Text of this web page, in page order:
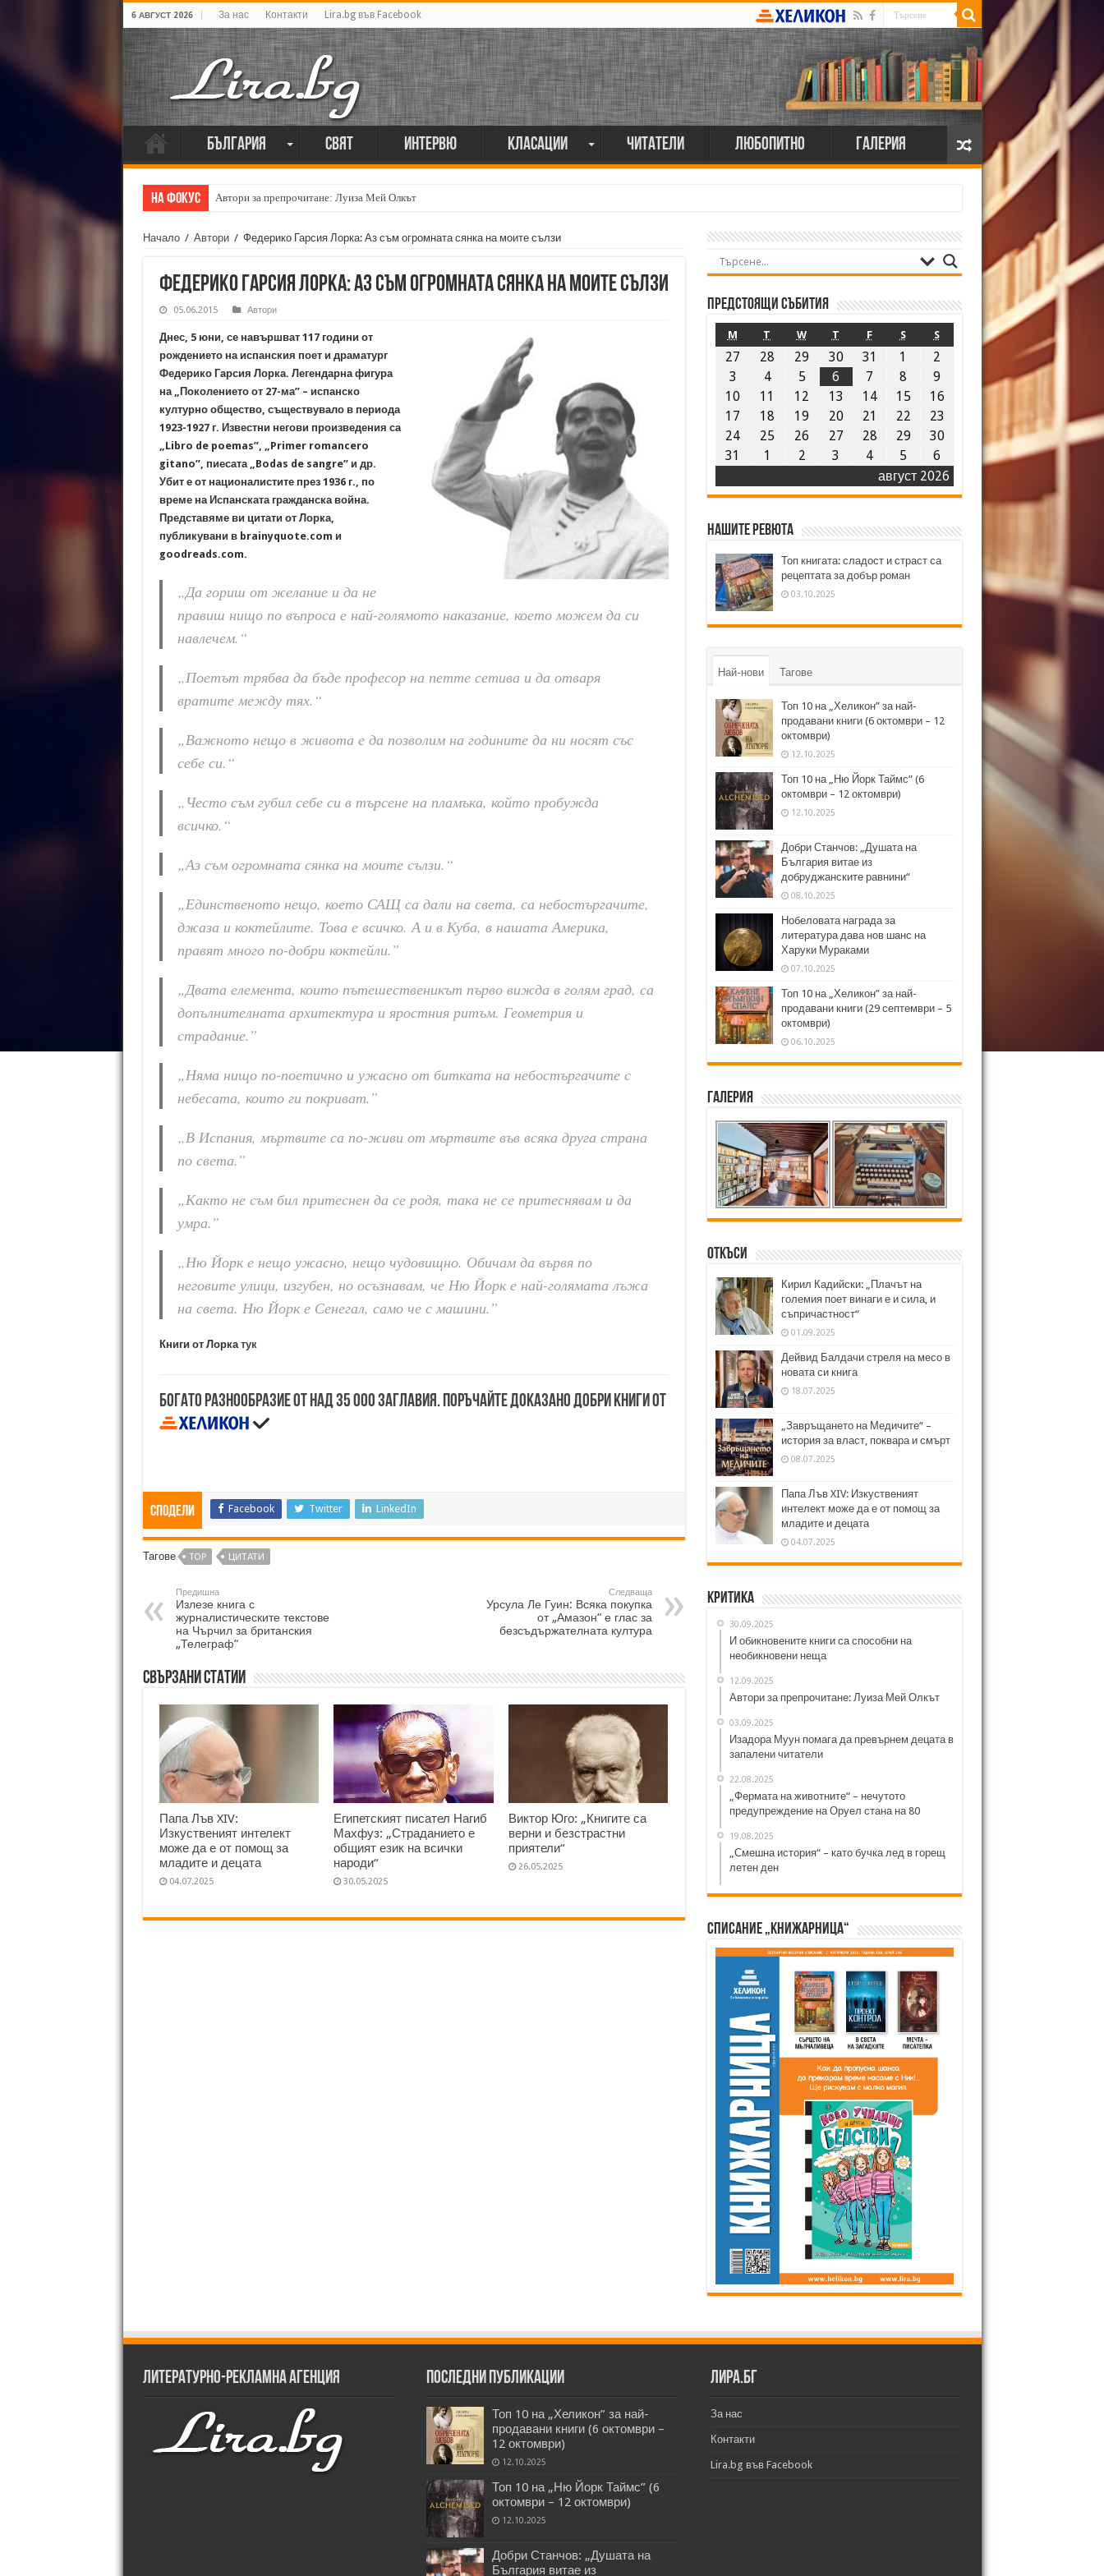
6 АВГУСТ 2026 За нас Контакти Lira.bg във Facebook
България Свят Интервю Класации Читатели Любопитно Галерия
На фокус Автори за препрочитане: Луиза Мей Олкът
Начало / Автори / Федерико Гарсия Лорка: Аз съм огромната сянка на моите сълзи
Федерико Гарсия Лорка: Аз съм огромната сянка на моите сълзи
05.06.2015 Автори
Днес, 5 юни, се навършват 117 години от
рождението на испанския поет и драматург
Федерико Гарсия Лорка. Легендарна фигура
на „Поколението от 27-ма” – испанско
културно общество, съществувало в периода
1923-1927 г. Известни негови произведения са
„Libro de poemas”, „Primer romancero
gitano”, пиесата „Bodas de sangre” и др.
Убит е от националистите през 1936 г., по
време на Испанската гражданска война.
Представяме ви цитати от Лорка,
публикувани в brainyquote.com и
goodreads.com.
„Да гориш от желание и да не
правиш нищо по въпроса е най-голямото наказание, което можем да си
навлечем.“
„Поетът трябва да бъде професор на петте сетива и да отваря
вратите между тях.“
„Важното нещо в живота е да позволим на годините да ни носят със
себе си.“
„Често съм губил себе си в търсене на пламъка, който пробужда
всичко.“
„Аз съм огромната сянка на моите сълзи.“
„Единственото нещо, което САЩ са дали на света, са небостъргачите,
джаза и коктейлите. Това е всичко. А и в Куба, в нашата Америка,
правят много по-добри коктейли.”
„Двата елемента, които пътешественикът първо вижда в голям град, са
допълнителната архитектура и яростния ритъм. Геометрия и
страдание.”
„Няма нищо по-поетично и ужасно от битката на небостъргачите с
небесата, които ги покриват.”
„В Испания, мъртвите са по-живи от мъртвите във всяка друга страна
по света.”
„Както не съм бил притеснен да се родя, така не се притеснявам и да
умра.”
„Ню Йорк е нещо ужасно, нещо чудовищно. Обичам да вървя по
неговите улици, изгубен, но осъзнавам, че Ню Йорк е най-голямата лъжа
на света. Ню Йорк е Сенегал, само че с машини.”
Книги от Лоркатук
Богато разнообразие от над 35 000 заглавия. Поръчайте доказано добри книги от
Сподели Facebook Twitter LinkedIn
Тагове TOP ЦИТАТИ
Предишна
Излезе книга с
журналистическите текстове
на Чърчил за британския
„Телеграф“
Следваща
Урсула Ле Гуин: Всяка покупка
от „Амазон“ е глас за
безсъдържателната култура
Свързани статии
Папа Лъв XIV:
Изкуственият интелект
може да е от помощ за
младите и децата
04.07.2025
Египетският писател Нагиб
Махфуз: „Страданието е
общият език на всички
народи“
30.05.2025
Виктор Юго: „Книгите са
верни и безстрастни
приятели“
26.05.2025
Предстоящи събития
август 2026
M T W T F S S
27 28 29 30 31 1
2
3
4 5 6 7 8
9
10
11 12 13 14 15
16
17
18 19 20 21 22
23
24
25 26 27 28 29
30
31
1 2 3 4 5 6
Нашите ревюта
Топ книгата: сладост и страст са
рецептата за добър роман
03.10.2025
Най-нови Тагове
Топ 10 на „Хеликон” за най-
продавани книги (6 октомври – 12
октомври)
12.10.2025
Топ 10 на „Ню Йорк Таймс” (6
октомври – 12 октомври)
12.10.2025
Добри Станчов: „Душата на
България витае из
добруджанските равнини“
08.10.2025
Нобеловата награда за
литература дава нов шанс на
Харуки Мураками
07.10.2025
Топ 10 на „Хеликон” за най-
продавани книги (29 септември – 5
октомври)
06.10.2025
Галерия
Откъси
Кирил Кадийски: „Плачът на
големия поет винаги е и сила, и
съпричастност“
01.09.2025
Дейвид Балдачи стреля на месо в
новата си книга
18.07.2025
„Завръщането на Медичите“ –
история за власт, поквара и смърт
08.07.2025
Папа Лъв XIV: Изкуственият
интелект може да е от помощ за
младите и децата
04.07.2025
Критика
30.09.2025
И обикновените книги са способни на
необикновени неща
12.09.2025
Автори за препрочитане: Луиза Мей Олкът
03.09.2025
Изадора Муун помага да превърнем децата в
запалени читатели
22.08.2025
„Фермата на животните“ – нечутото
предупреждение на Оруел стана на 80
19.08.2025
„Смешна история“ – като бучка лед в горещ
летен ден
Списание „Книжарница“
Литературно-рекламна агенция Последни публикации
Топ 10 на „Хеликон” за най-
продавани книги (6 октомври –
12 октомври)
12.10.2025
Топ 10 на „Ню Йорк Таймс” (6
октомври – 12 октомври)
12.10.2025
Добри Станчов: „Душата на
България витае из
Лира.бг
За нас
Контакти
Lira.bg във Facebook